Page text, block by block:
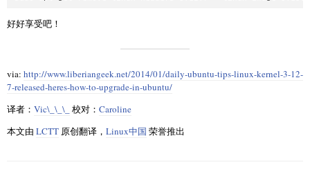
好好享受吧！
via: http://www.liberiangeek.net/2014/01/daily-ubuntu-tips-linux-kernel-3-12-
7-released-heres-how-to-upgrade-in-ubuntu/
译者： Vic\_\_\_ 校对： Caroline
本文由 LCTT 原创翻译， Linux中国 荣誉推出